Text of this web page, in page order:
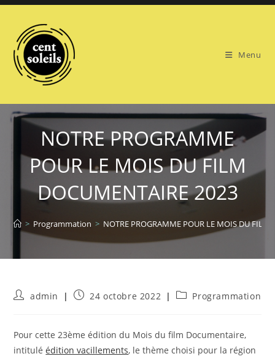
Skip
content
Menu
NOTRE PROGRAMME
POUR LE MOIS DU FILM
DOCUMENTAIRE 2023
> Programmation > NOTRE PROGRAMME POUR LE MOIS DU FILM
Auteur/autrice
publication :
admin
Publication
24 octobre 2022
PostProgrammation
Pour cette 23ème édition du Mois du film Documentaire,
intituléédition vacillements, le thème choisi pour la région